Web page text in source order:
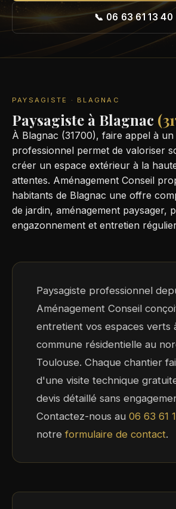
📞 06 63 61 13 40
PAYSAGISTE · BLAGNAC
Paysagiste à Blagnac
À Blagnac (31700), faire appel à un
professionnel permet de valoriser
créer un espace extérieur à la
attentes. Aménagement Conseil
habitants de Blagnac une offre
de jardin, aménagement paysager,
engazonnement et entretien
Paysagiste professionnel
Aménagement Conseil
entretient vos espaces verts
commune résidentielle au
Toulouse. Chaque chantier
d'une visite technique
devis détaillé sans
Contactez-nous au 06 63 61
notreformulaire de contact.